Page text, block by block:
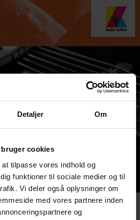
Detaljer Om
bruger cookies
tilpasse vores indhold og
funktioner til sociale medier og til
Vi deler også oplysninger om
med vores partnere inden
og